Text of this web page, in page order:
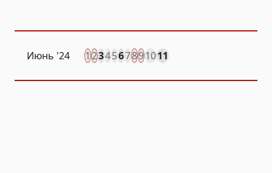
Июнь '24 1234567891011